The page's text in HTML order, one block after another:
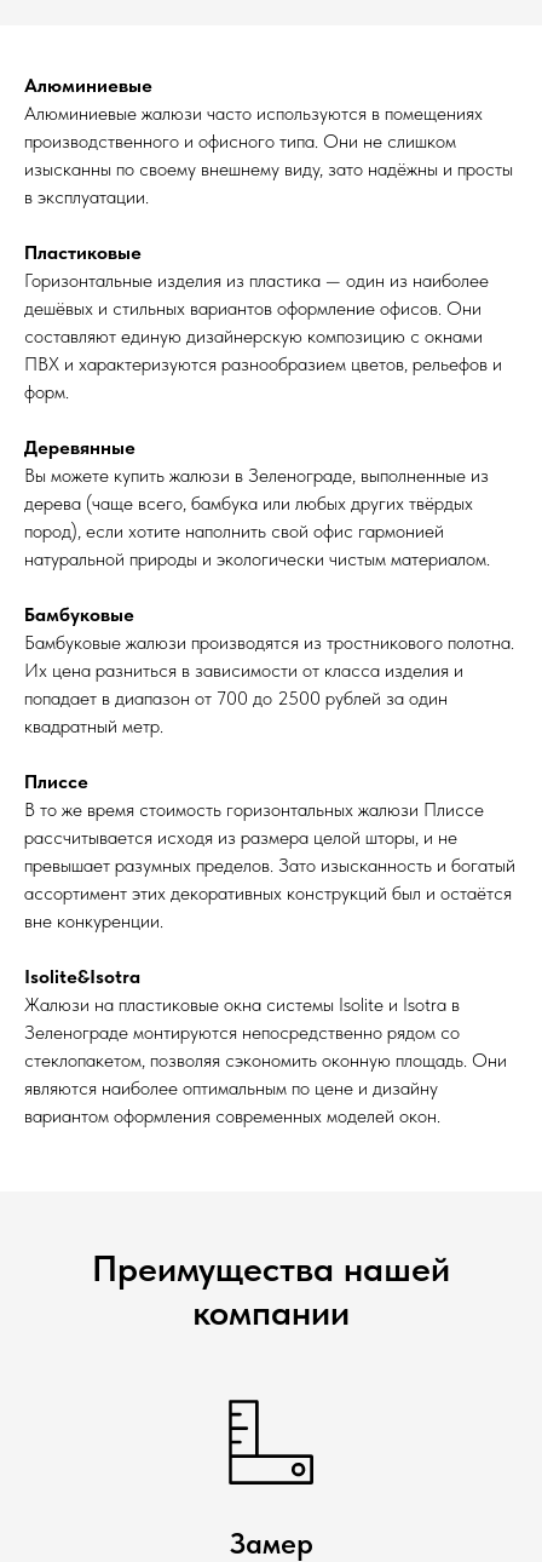
Алюминиевые
Алюминиевые жалюзи часто используются в помещениях
производственного и офисного типа. Они не слишком
изысканны по своему внешнему виду, зато надёжны и просты
в эксплуатации.
Пластиковые
Горизонтальные изделия из пластика — один из наиболее
дешёвых и стильных вариантов оформление офисов. Они
составляют единую дизайнерскую композицию с окнами
ПВХ и характеризуются разнообразием цветов, рельефов и
форм.
Деревянные
Вы можете купить жалюзи в Зеленограде, выполненные из
дерева (чаще всего, бамбука или любых других твёрдых
пород), если хотите наполнить свой офис гармонией
натуральной природы и экологически чистым материалом.
Бамбуковые
Бамбуковые жалюзи производятся из тростникового полотна.
Их цена разниться в зависимости от класса изделия и
попадает в диапазон от 700 до 2500 рублей за один
квадратный метр.
Плиссе
В то же время стоимость горизонтальных жалюзи Плиссе
рассчитывается исходя из размера целой шторы, и не
превышает разумных пределов. Зато изысканность и богатый
ассортимент этих декоративных конструкций был и остаётся
вне конкуренции.
Isolite&Isotra
Жалюзи на пластиковые окна системы Isolite и Isotra в
Зеленограде монтируются непосредственно рядом со
стеклопакетом, позволяя сэкономить оконную площадь. Они
являются наиболее оптимальным по цене и дизайну
вариантом оформления современных моделей окон.
Преимущества нашей
компании
Замер